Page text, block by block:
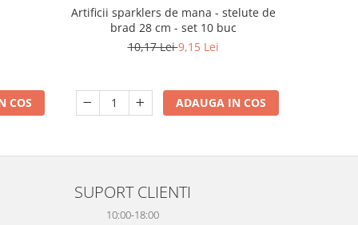
COS
Artificii sparklers de mana - stelute de
brad 28 cm - set 10 buc
10,17 Lei9,15 Lei
ADAUGA IN COS
SUPORT CLIENTI
10:00-18:00